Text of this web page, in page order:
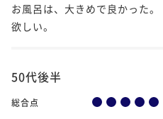
お風呂は、大きめで良かった
欲しい。
50代後半
総合点